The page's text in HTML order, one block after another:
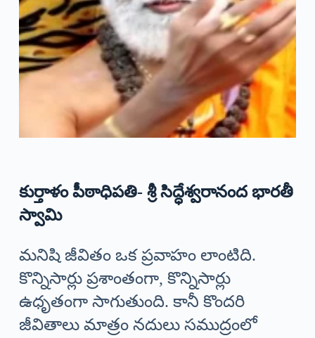
కుర్తాళం పీఠాధిపతి- శ్రీ సిద్ధేశ్వరానంద భారతీ
స్వామి
మనిషి జీవితం ఒక ప్రవాహం లాంటిది.
కొన్నిసార్లు ప్రశాంతంగా, కొన్నిసార్లు
ఉధృతంగా సాగుతుంది. కానీ కొందరి
జీవితాలు మాత్రం నదులు సముద్రంలో